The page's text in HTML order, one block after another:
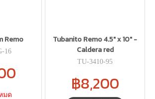
Remo
16
มด
Tubanito Remo 4.5" x 10" -
Caldera red
TU-3410-95
฿8,200